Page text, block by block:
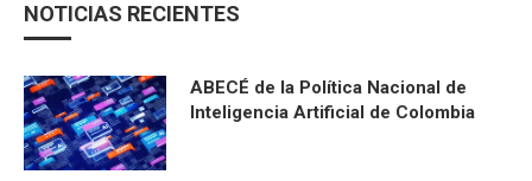
NOTICIAS RECIENTES
ABECÉ de la Política Nacional de
Inteligencia Artificial de Colombia